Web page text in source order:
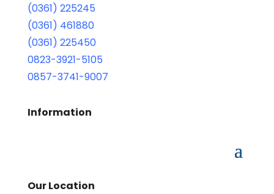
(0361) 225245
(0361) 461880
(0361) 225450
0823-3921-5105
0857-3741-9007
Information
Our Location